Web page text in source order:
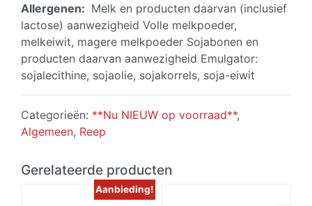
Allergenen: Melk en producten daarvan (inclusief
lactose) aanwezigheid Volle melkpoeder,
melkeiwit, magere melkpoeder Sojabonen en
producten daarvan aanwezigheid Emulgator:
sojalecithine, sojaolie, sojakorrels, soja-eiwit
Categorieën: **Nu NIEUW op voorraad**,
Algemeen, Reep
Gerelateerde producten
Aanbieding!